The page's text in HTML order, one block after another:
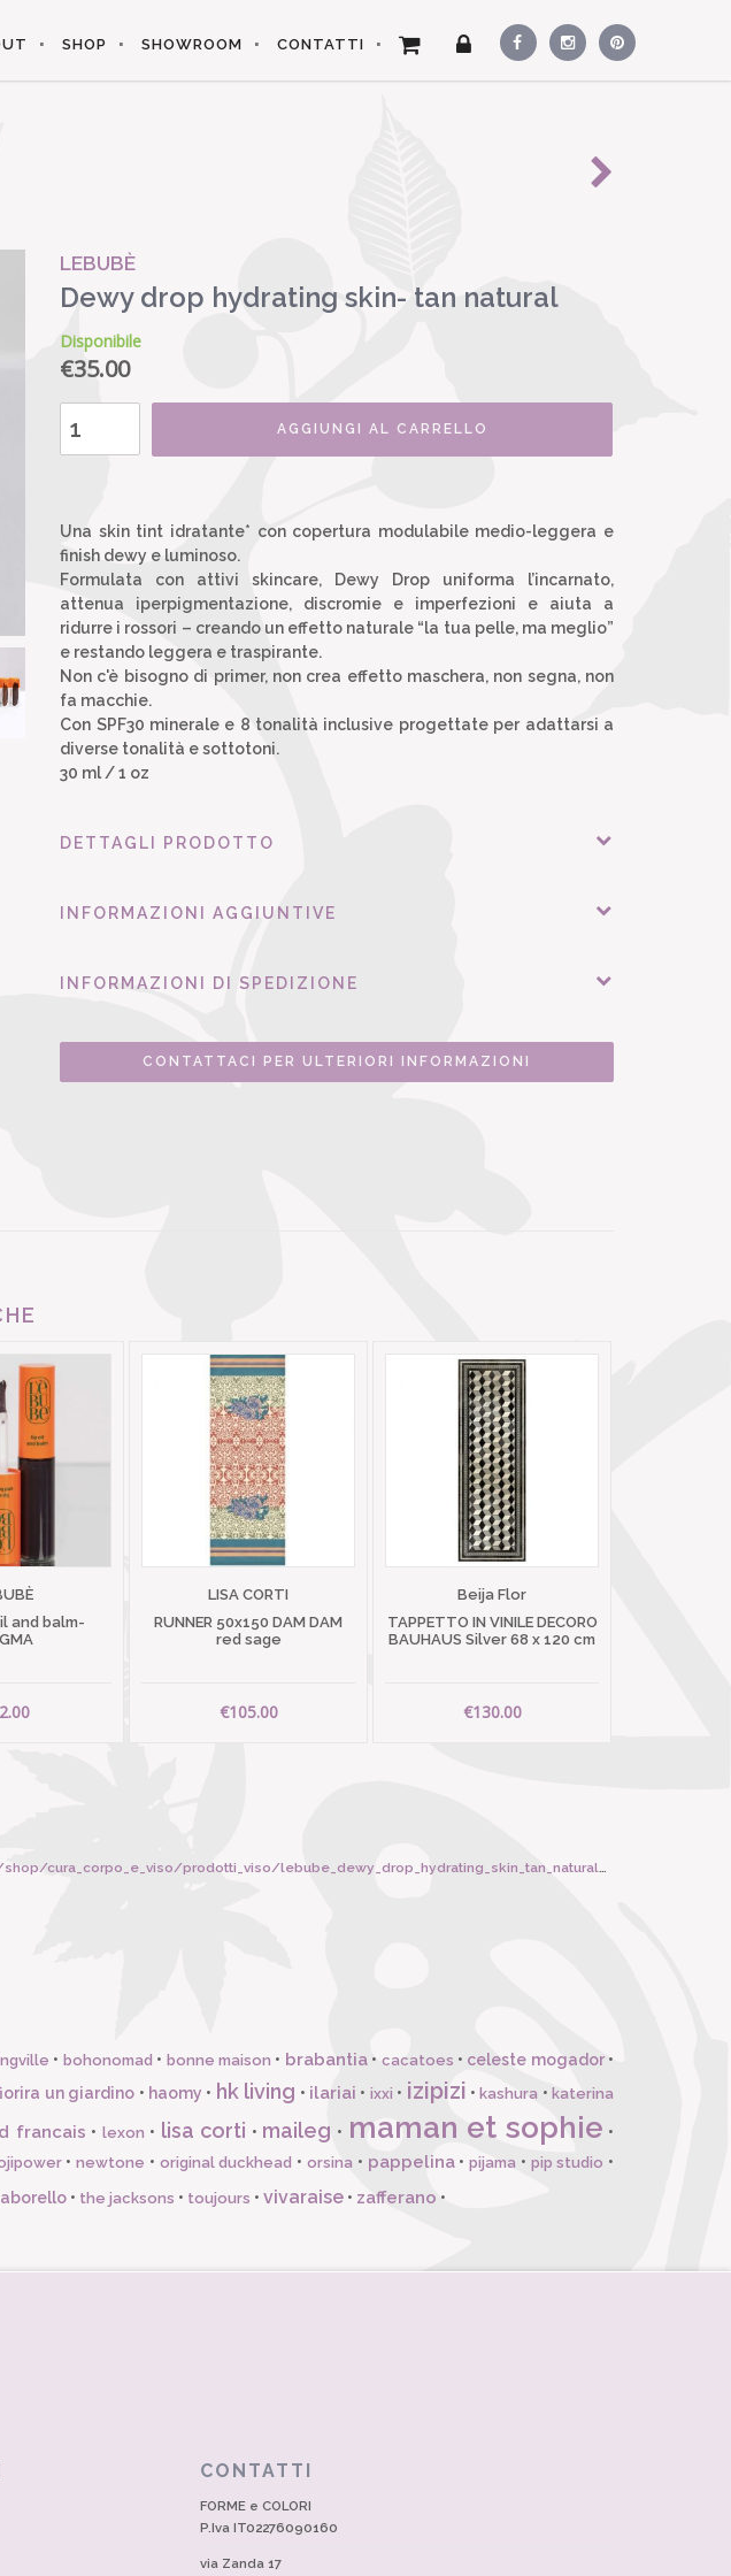
SHOP SHOWROOM CONTATTI
LEBUBÈ
Dewy drop hydrating skin- tan natural
Disponibile
€35.00
AGGIUNGI AL CARRELLO
Una skin tint idratante* con copertura modulabile medio-leggera e
finish dewy e luminoso.
Formulata con attivi skincare, Dewy Drop uniforma l’incarnato,
attenua iperpigmentazione, discromie e imperfezioni e aiuta a
ridurre i rossori – creando un effetto naturale “la tua pelle, ma meglio”
e restando leggera e traspirante.
Non c'è bisogno di primer, non crea effetto maschera, non segna, non
fa macchie.
Con SPF30 minerale e 8 tonalità inclusive progettate per adattarsi a
diverse tonalità e sottotoni.
30 ml / 1 oz
DETTAGLI PRODOTTO
INFORMAZIONI AGGIUNTIVE
INFORMAZIONI DI SPEDIZIONE
CONTATTACI PER ULTERIORI INFORMAZIONI
and balm-
LISA CORTI
RUNNER 50x150 DAM DAM
red sage
€105.00
Beija Flor
TAPPETTO IN VINILE DECORO
BAUHAUS Silver 68 x 120 cm
€130.00
cura_corpo_e_viso/prodotti_viso/lebube_dewy_drop_hydrating_skin_tan_natural/6846
• bohonomad • bonne maison • brabantia• cacatoes • celeste mogador•
un giardino • haomy • hk living • ilariai • ixxi • izipizi •kashura •katerina
francais • lexon • lisa corti • maileg • maman et sophie •
•newtone • original duckhead • orsina • pappelina•pijama • pip studio •
• the jacksons • toujours • vivaraise • zafferano •
CONTATTI
FORME e COLORI
P.Iva IT02276090160
via Zanda 17